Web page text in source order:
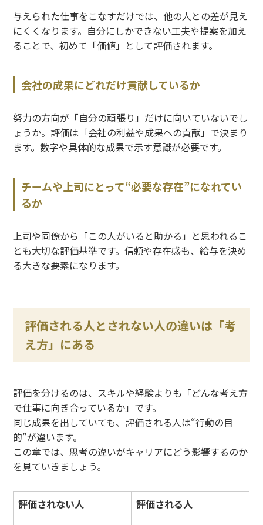
与えられた仕事をこなすだけでは、他の人との差が見え
にくくなります。自分にしかできない工夫や提案を加え
ることで、初めて「価値」として評価されます。
会社の成果にどれだけ貢献しているか
努力の方向が「自分の頑張り」だけに向いていないでし
ょうか。評価は「会社の利益や成果への貢献」で決まり
ます。数字や具体的な成果で示す意識が必要です。
チームや上司にとって“必要な存在”になれてい
るか
上司や同僚から「この人がいると助かる」と思われるこ
とも大切な評価基準です。信頼や存在感も、給与を決め
る大きな要素になります。
評価される人とされない人の違いは「考
え方」にある
評価を分けるのは、スキルや経験よりも「どんな考え方
で仕事に向き合っているか」です。
同じ成果を出していても、評価される人は“行動の目
的”が違います。
この章では、思考の違いがキャリアにどう影響するのか
を見ていきましょう。
評価されない人 評価される人